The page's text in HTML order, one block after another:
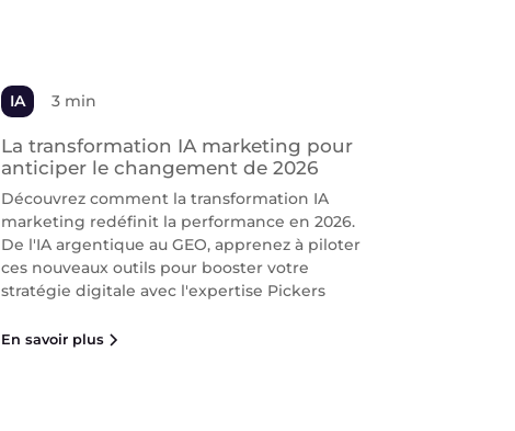
IA 3 min
La transformation IA marketing pour
anticiper le changement de 2026
Découvrez comment la transformation IA
marketing redéfinit la performance en 2026.
De l'IA argentique au GEO, apprenez à piloter
ces nouveaux outils pour booster votre
stratégie digitale avec l'expertise Pickers
En savoir plus